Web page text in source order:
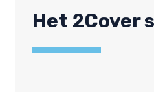
Het 2Cover